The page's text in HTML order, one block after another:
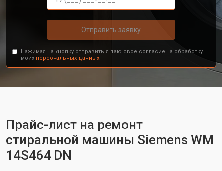
Отправить заявку
Нажимая на кнопку отправить я даю свое согласие на обработку
моих персональных данных.
Прайс-лист на ремонт
стиральной машины Siemens WM
14S464 DN